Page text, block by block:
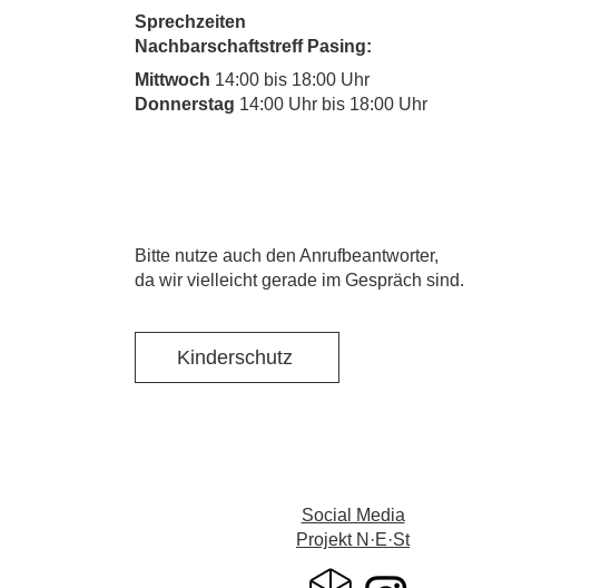
Sprechzeiten
Nachbarschaftstreff Pasing:
Mittwoch 14:00 bis 18:00 Uhr
Donnerstag 14:00 Uhr bis 18:00 Uhr
​Bitte nutze auch den Anrufbeantworter,
da wir vielleicht gerade im Gespräch sind.
Kinderschutz
Social Media
Projekt N·E·St